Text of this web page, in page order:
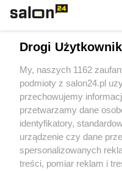
Sport
Społeczeństwo
Kultura
Drogi
My, naszych 1162
podmioty z salon24.pl
przechowujemy
przetwarzamy dane
identyfikatory,
urządzenie czy dane
spersonalizowanych
treści, pomiar reklam i